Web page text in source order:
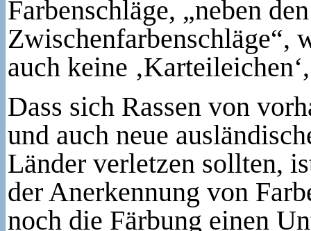
Farbenschläge, „neben
Zwischenfarbenschläge“,
auch keine
Dass sich Rassen von
und auch neue
Länder verletzen sollten,
der Anerkennung von
noch die Färbung einen